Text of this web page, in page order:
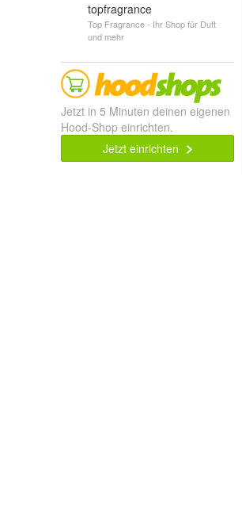
topfragrance
Top Fragrance - Ihr Shop für Duft
und mehr
Jetzt in 5 Minuten deinen eigenen
Hood-Shop einrichten.
Jetzt einrichten